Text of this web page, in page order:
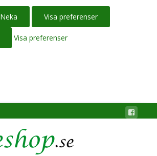
Neka Visa preferenser
Visa preferenser